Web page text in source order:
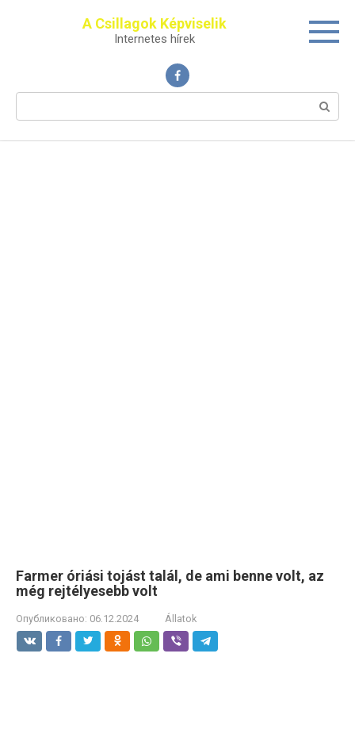
A Csillagok Képviselik
Internetes hírek
Поиск:
Farmer óriási tojást talál, de ami benne volt, az
még rejtélyesebb volt
Опубликовано: 06.12.2024 Állatok